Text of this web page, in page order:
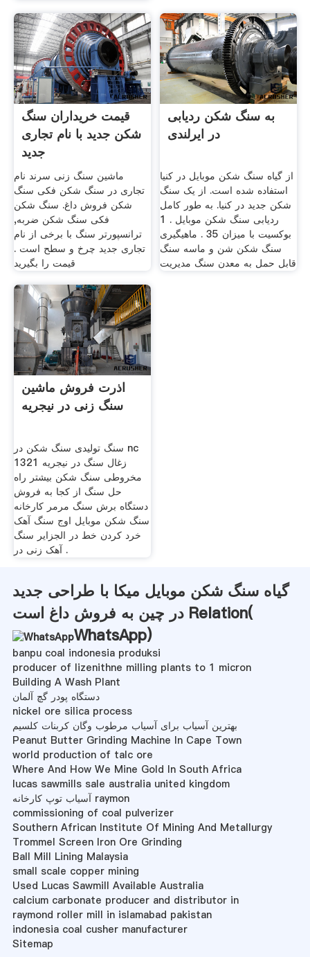
قیمت خریداران سنگ
شکن جدید با نام تجاری
جدید
ماشین سنگ زنی سرند نام
تجاری در سنگ شکن فکی سنگ
شکن فروش داغ. سنگ شکن
فکی سنگ شکن ضربه,
ترانسپورتر سنگ با برخی از نام
تجاری جدید چرخ و سطح است .
قیمت را بگیرید
به سنگ شکن ردیابی
در ایرلندی
از گیاه سنگ شکن موبایل در کنیا
استفاده شده است. از یک سنگ
شکن جدید در کنیا. به طور کامل
ردیابی سنگ شکن موبایل . 1
بوکسیت با میزان 35 . ماهیگیری
سنگ شکن شن و ماسه سنگ
قابل حمل به معدن سنگ مدیریت
اذرت فروش ماشین
سنگ زنی در نیجریه
سنگ تولیدی سنگ شکن در nc
زغال سنگ در نیجریه 1321
مخروطی سنگ شکن بیشتر راه
حل سنگ از کجا به فروش
دستگاه برش سنگ مرمر کارخانه
سنگ شکن موبایل اوج سنگ آهک
خرد کردن خط در الجزایر سنگ
آهک زنی در .
گیاه سنگ شکن موبایل میکا با طراحی جدید
در چین به فروش داغ است Relation(
WhatsApp)
banpu coal indonesia produksi
producer of lizenithne milling plants to 1 micron
Building A Wash Plant
دستگاه پودر گچ آلمان
nickel ore silica process
بهترین آسیاب برای آسیاب مرطوب وگان کربنات کلسیم
Peanut Butter Grinding Machine In Cape Town
world production of talc ore
Where And How We Mine Gold In South Africa
lucas sawmills sale australia united kingdom
آسیاب توپ کارخانه raymon
commissioning of coal pulverizer
Southern African Institute Of Mining And Metallurgy
Trommel Screen Iron Ore Grinding
Ball Mill Lining Malaysia
small scale copper mining
Used Lucas Sawmill Available Australia
calcium carbonate producer and distributor in
raymond roller mill in islamabad pakistan
indonesia coal cusher manufacturer
Sitemap